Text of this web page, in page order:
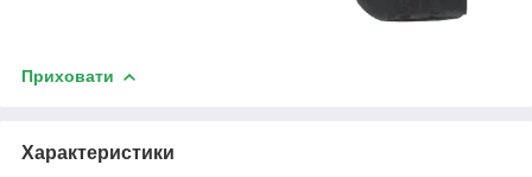
Приховати
Характеристики